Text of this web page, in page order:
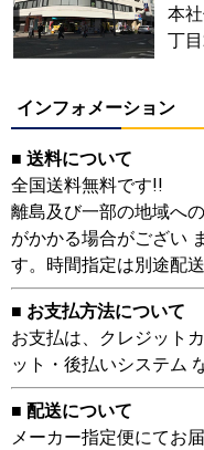
本
丁
インフォメーション
■ 送料について
全国送料無料です!!
離島及び一部の地域へ
がかかる場合がござい
す。時間指定は別途配
■ お支払方法について
お支払は、クレジット
ット・後払いシステム
■ 配送について
メーカー指定便にてお